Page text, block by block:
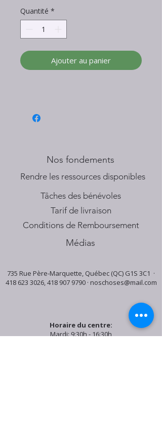
Quantité *
Ajouter au panier
Nos fondements
​Rendre les ressources disponibles
Tâches des bénévoles
Tarif de livraison
Conditions de Remboursement
Médias
735 Rue Père-Marquette, Québec (QC) G1S 3C1 ·
418 623 3026,418 907 9790· noschoses@mail.com
Horaire du centre:
Mardi: 9:30h - 16:30h